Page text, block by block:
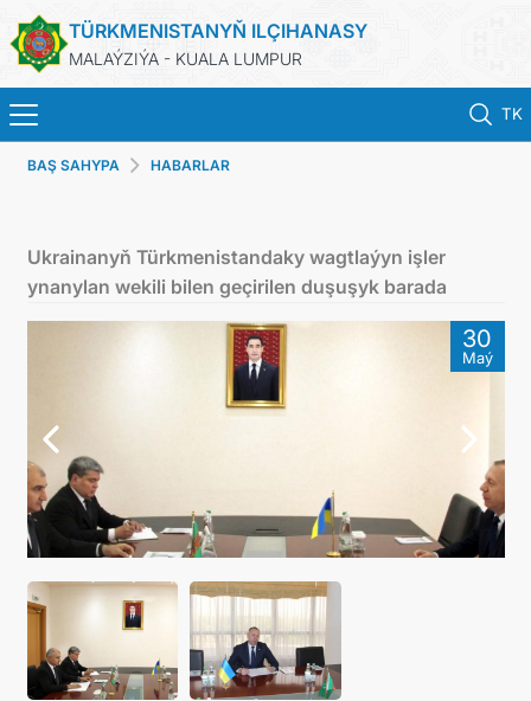
TÜRKMENISTANYŇ ILÇIHANASY
MALAÝZIÝA - KUALA LUMPUR
TK
BAŞ SAHYPA
TÜRKMENISTAN
KONSULLYK HYZMATLARY
INVEST TO TURKMENISTAN!
ARAGATNAŞYK
BAŞ SAHYPA HABARLAR
Ukrainanyň Türkmenistandaky wagtlaýyn işler
ynanylan wekili bilen geçirilen duşuşyk barada
30
Maý